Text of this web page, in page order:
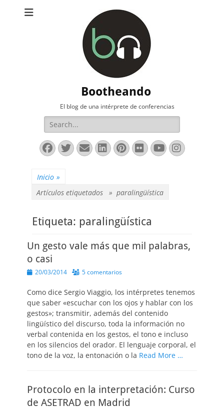
Bootheando
El blog de una intérprete de conferencias
Buscar:
Facebook
Twitter
Correo
electrónico
LinkedIn
Pinterest
FlickrYouTube
Inicio »
Artículos etiquetados » paralingüística
Etiqueta: paralingüística
Un gesto vale más que mil palabras,
o casi
Publicado
20/03/2014 5 comentarios
Como dice Sergio Viaggio, los intérpretes tenemos
que saber «escuchar con los ojos y hablar con los
gestos»; transmitir, además del contenido
lingüístico del discurso, toda la información no
verbal contenida en los gestos, el tono e incluso
en los silencios del orador. El lenguaje corporal, el
tono de la voz, la entonación o la Read More …
Protocolo en la interpretación: Curso
de ASETRAD en Madrid